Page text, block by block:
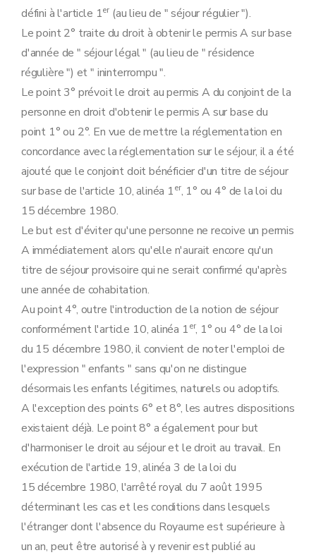
défini à l'article 1er (au lieu de " séjour régulier ").
Le point 2° traite du droit à obtenir le permis A sur base
d'année de " séjour légal " (au lieu de " résidence
régulière ") et " ininterrompu ".
Le point 3° prévoit le droit au permis A du conjoint de la
personne en droit d'obtenir le permis A sur base du
point 1° ou 2°. En vue de mettre la réglementation en
concordance avec la réglementation sur le séjour, il a été
ajouté que le conjoint doit bénéficier d'un titre de séjour
sur base de l'article 10, alinéa 1er, 1° ou 4° de la loi du
15 décembre 1980.
Le but est d'éviter qu'une personne ne recoive un permis
A immédiatement alors qu'elle n'aurait encore qu'un
titre de séjour provisoire qui ne serait confirmé qu'après
une année de cohabitation.
Au point 4°, outre l'introduction de la notion de séjour
conformément l'article 10, alinéa 1er, 1° ou 4° de la loi
du 15 décembre 1980, il convient de noter l'emploi de
l'expression " enfants " sans qu'on ne distingue
désormais les enfants légitimes, naturels ou adoptifs.
A l'exception des points 6° et 8°, les autres dispositions
existaient déjà. Le point 8° a également pour but
d'harmoniser le droit au séjour et le droit au travail. En
exécution de l'article 19, alinéa 3 de la loi du
15 décembre 1980, l'arrêté royal du 7 août 1995
déterminant les cas et les conditions dans lesquels
l'étranger dont l'absence du Royaume est supérieure à
un an, peut être autorisé à y revenir est publié au